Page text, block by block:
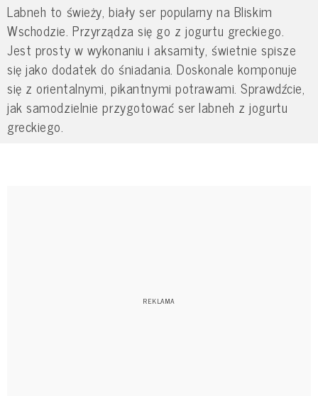
Labneh to świeży, biały ser popularny na Bliskim
Wschodzie. Przyrządza się go z jogurtu greckiego.
Jest prosty w wykonaniu i aksamity, świetnie spisze
się jako dodatek do śniadania. Doskonale komponuje
się z orientalnymi, pikantnymi potrawami. Sprawdźcie,
jak samodzielnie przygotować ser labneh z jogurtu
greckiego.